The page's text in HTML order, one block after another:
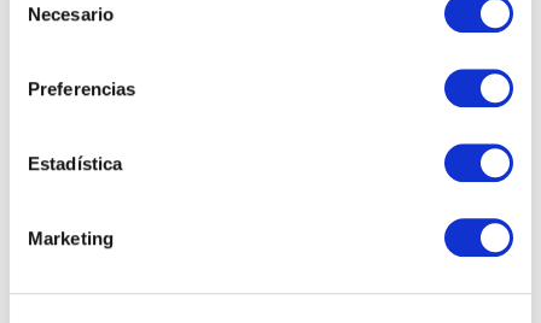
Necesario
Preferencias
Estadística
Marketing